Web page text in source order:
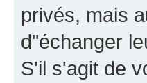
privés, mais
d"échanger
S'il s'agit de